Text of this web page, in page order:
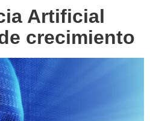
Artificial
crecimiento